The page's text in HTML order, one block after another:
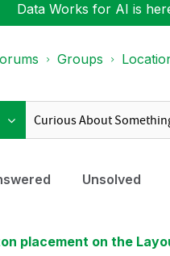
Data Works for AI is
Groups
Unsolved
placement on the